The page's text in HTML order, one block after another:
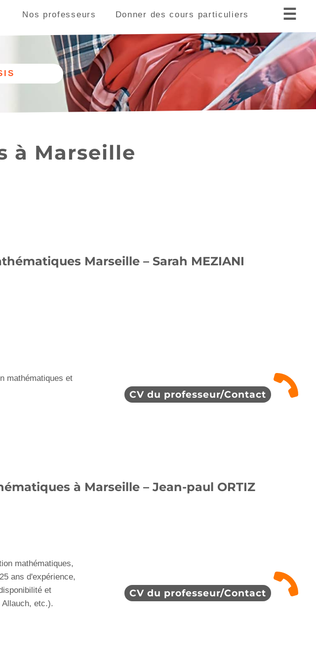
Nos professeurs Donner des cours particuliers ☰
à Marseille
Marseille – Sarah MEZIANI
mathématiques et
CV du professeur/Contact
à Marseille – Jean-paul ORTIZ
mathématiques,
ans d'expérience,
et
etc.).
CV du professeur/Contact